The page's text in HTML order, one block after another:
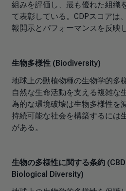
組みを評価し、最も優れた組織
て表彰している。CDPスコアは
報開示とパフォーマンスを反映
生物多様性 (Biodiversity)
地球上の動植物種の生物学的多
自然な生命活動を支える複雑な
為的な環境破壊は生物多様性を
持続可能な社会を構築するには
がある。
生物の多様性に関する条約
Biological Diversity)